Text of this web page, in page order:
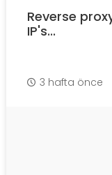
Reverse
IP's...
3 hafta önce